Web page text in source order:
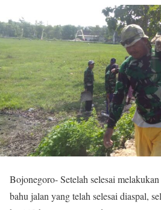
Bojonegoro- Setelah selesai
bahu jalan yang telah selesai diaspal,